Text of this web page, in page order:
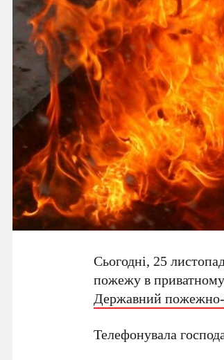
Сьогодні, 25
пожежу в
Державний пожежно-
Телефонувала